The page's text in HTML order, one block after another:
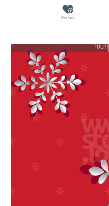
Merken
10cm